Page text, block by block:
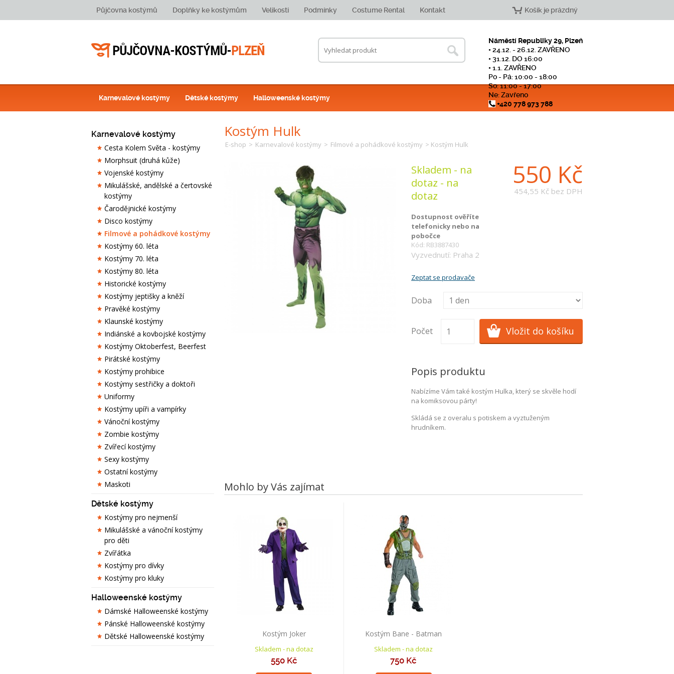
Půjčovna kostýmů Doplňky ke kostýmům Velikosti Podmínky Costume Rental Kontakt Košík je prázdný
Náměstí Republiky 29, Plzeň
• 24.12. - 26.12. ZAVŘENO
• 31.12. DO 16:00
• 1.1. ZAVŘENO
Po - Pá: 10:00 - 18:00
So: 11:00 - 17:00
Ne: Zavřeno
+420 778 973 788
Karnevalové kostýmy Dětské kostýmy Halloweenské kostýmy
Karnevalové kostýmy
Cesta Kolem Světa - kostýmy
Morphsuit (druhá kůže)
Vojenské kostýmy
Mikulášské, andělské a čertovské
kostýmy
Čarodějnické kostýmy
Disco kostýmy
Filmové a pohádkové kostýmy
Kostýmy 60. léta
Kostýmy 70. léta
Kostýmy 80. léta
Historické kostýmy
Kostýmy jeptišky a kněží
Pravěké kostýmy
Klaunské kostýmy
Indiánské a kovbojské kostýmy
Kostýmy Oktoberfest, Beerfest
Pirátské kostýmy
Kostýmy prohibice
Kostýmy sestřičky a doktoři
Uniformy
Kostýmy upíři a vampírky
Vánoční kostýmy
Zombie kostýmy
Zvířecí kostýmy
Sexy kostýmy
Ostatní kostýmy
Maskoti
Dětské kostýmy
Kostýmy pro nejmenší
Mikulášské a vánoční kostýmy
pro děti
Zvířátka
Kostýmy pro dívky
Kostýmy pro kluky
Halloweenské kostýmy
Dámské Halloweenské kostýmy
Pánské Halloweenské kostýmy
Dětské Halloweenské kostýmy
Kostým Hulk
E-shop > Karnevalové kostýmy > Filmové a pohádkové kostýmy > Kostým Hulk
550 Kč
454,55 Kč bez DPH
Skladem - na
dotaz - na
dotaz
Dostupnost ověříte
telefonicky nebo na
pobočce
Kód: RB3887430
Vyzvednutí: Praha 2
Zeptat se prodavače
Doba
Počet
Popis produktu
Nabízíme Vám také kostým Hulka, který se skvěle hodí
na komiksovou párty!
Skládá se z overalu s potiskem a vyztuženým
hrudníkem.
Mohlo by Vás zajímat
Kostým Joker
Skladem - na dotaz
550 Kč
Kostým Bane - Batman
Skladem - na dotaz
750 Kč